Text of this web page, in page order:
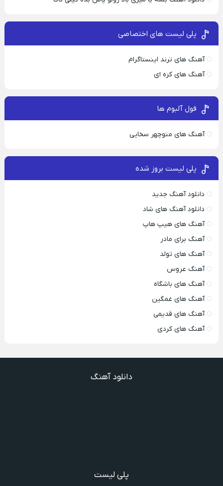
پلی لیست های اختصاصی
آهنگ های ترند اینستاگرام
آهنگ های کره ای
فول آلبوم ها
آهنگ های منوچهر سخایی
پلی لیست بروز شده
دانلود آهنگ جدید
دانلود آهنگ های شاد
آهنگ های هیپ هاپ
آهنگ برای مادر
آهنگ های تولد
آهنگ عروس
آهنگ های باشگاه
آهنگ های غمگین
آهنگ های قدیمی
آهنگ های کردی
دانلود آهنگ
پلی لیست